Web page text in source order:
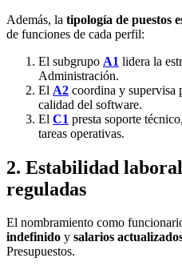
Además, la tipología de puestos
de funciones de cada perfil:
El subgrupo A1 lidera la
Administración.
El A2 coordina y supervisa
calidad del software.
El C1 presta soporte
tareas operativas.
2. Estabilidad
reguladas
El nombramiento como
indefinido y salarios
Presupuestos.